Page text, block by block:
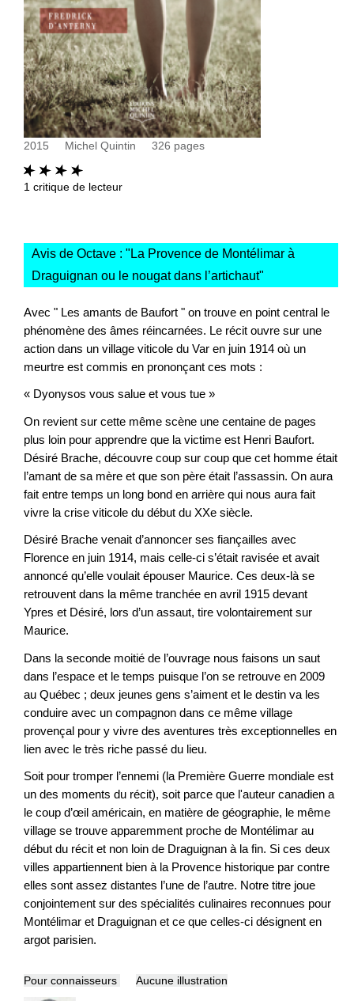
2015 Michel Quintin 326 pages
1 critique de lecteur
Avis de Octave : " La Provence de Montélimar à
Draguignan ou le nougat dans l’artichaut"
Avec " Les amants de Baufort " on trouve en point central le
phénomène des âmes réincarnées. Le récit ouvre sur une
action dans un village viticole du Var en juin 1914 où un
meurtre est commis en prononçant ces mots :
« Dyonysos vous salue et vous tue »
On revient sur cette même scène une centaine de pages
plus loin pour apprendre que la victime est Henri Baufort.
Désiré Brache, découvre coup sur coup que cet homme était
l’amant de sa mère et que son père était l’assassin. On aura
fait entre temps un long bond en arrière qui nous aura fait
vivre la crise viticole du début du XXe siècle.
Désiré Brache venait d’annoncer ses fiançailles avec
Florence en juin 1914, mais celle-ci s’était ravisée et avait
annoncé qu’elle voulait épouser Maurice. Ces deux-là se
retrouvent dans la même tranchée en avril 1915 devant
Ypres et Désiré, lors d’un assaut, tire volontairement sur
Maurice.
Dans la seconde moitié de l’ouvrage nous faisons un saut
dans l’espace et le temps puisque l’on se retrouve en 2009
au Québec ; deux jeunes gens s’aiment et le destin va les
conduire avec un compagnon dans ce même village
provençal pour y vivre des aventures très exceptionnelles en
lien avec le très riche passé du lieu.
Soit pour tromper l’ennemi (la Première Guerre mondiale est
un des moments du récit), soit parce que l'auteur canadien a
le coup d’œil américain, en matière de géographie, le même
village se trouve apparemment proche de Montélimar au
début du récit et non loin de Draguignan à la fin. Si ces deux
villes appartiennent bien à la Provence historique par contre
elles sont assez distantes l’une de l’autre. Notre titre joue
conjointement sur des spécialités culinaires reconnues pour
Montélimar et Draguignan et ce que celles-ci désignent en
argot parisien.
Pour connaisseurs Aucune illustration